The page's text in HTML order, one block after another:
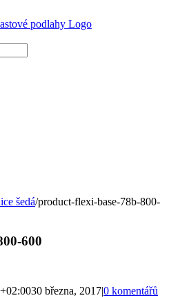
šedá/product-flexi-base-78b-800-
600
30 března, 2017|0 komentářů